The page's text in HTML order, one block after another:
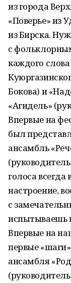
из города
«Поверье» из
из Бирска.
с
каждого
Бокова) и
«Агидель»
Впервые на
был
ансамбль
голоса
настроение,
с
испытываешь
Впервые на
первые
ансамбля